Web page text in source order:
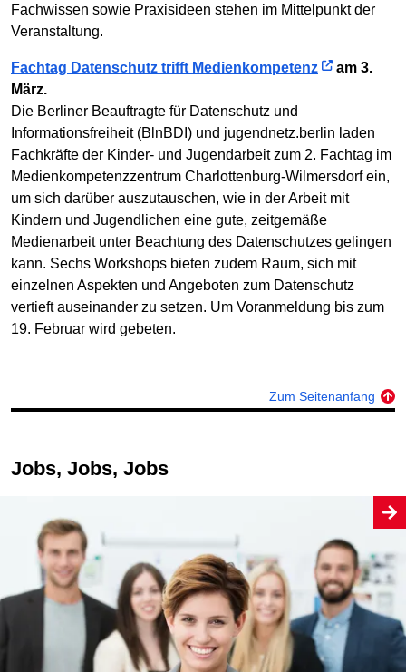
Fachwissen sowie Praxisideen stehen im Mittelpunkt der
Veranstaltung.
Fachtag Datenschutz trifft Medienkompetenz
am 3.
März.
Die Berliner Beauftragte für Datenschutz und
Informationsfreiheit (BlnBDI) und jugendnetz.berlin laden
Fachkräfte der Kinder- und Jugendarbeit zum 2. Fachtag im
Medienkompetenzzentrum Charlottenburg-Wilmersdorf ein,
um sich darüber auszutauschen, wie in der Arbeit mit
Kindern und Jugendlichen eine gute, zeitgemäße
Medienarbeit unter Beachtung des Datenschutzes gelingen
kann. Sechs Workshops bieten zudem Raum, sich mit
einzelnen Aspekten und Angeboten zum Datenschutz
vertieft auseinander zu setzen. Um Voranmeldung bis zum
19. Februar wird gebeten.
Zum Seitenanfang
Jobs, Jobs, Jobs